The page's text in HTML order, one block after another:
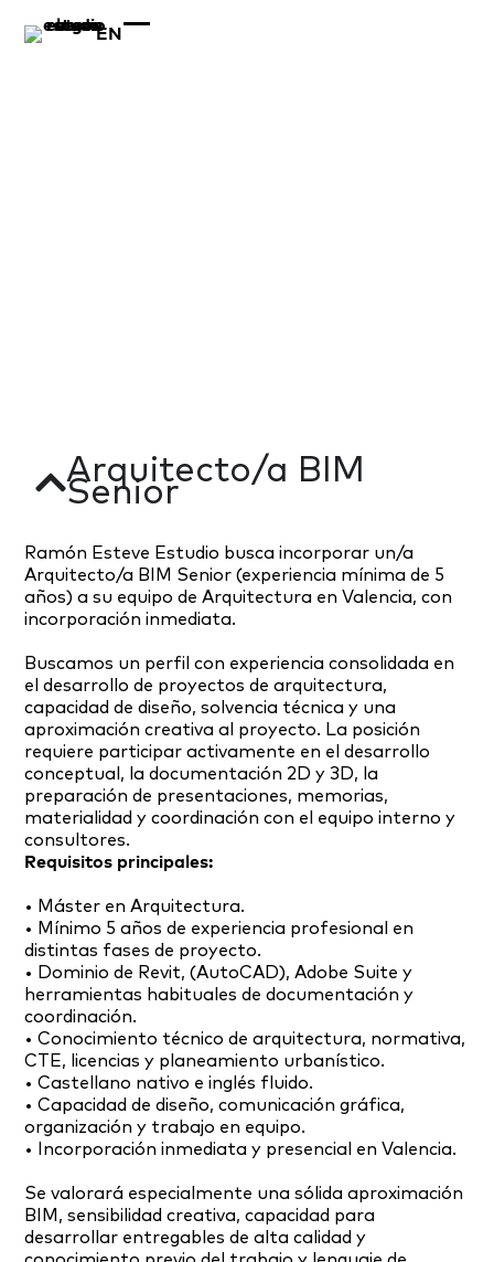
EN
Arquitecto/a BIM
Senior
Ramón Esteve Estudio busca incorporar un/a
Arquitecto/a BIM Senior (experiencia mínima de 5
años) a su equipo de Arquitectura en Valencia, con
incorporación inmediata.
Buscamos un perfil con experiencia consolidada en
el desarrollo de proyectos de arquitectura,
capacidad de diseño, solvencia técnica y una
aproximación creativa al proyecto. La posición
requiere participar activamente en el desarrollo
conceptual, la documentación 2D y 3D, la
preparación de presentaciones, memorias,
materialidad y coordinación con el equipo interno y
consultores.
Requisitos principales:
• Máster en Arquitectura.
• Mínimo 5 años de experiencia profesional en
distintas fases de proyecto.
• Dominio de Revit, (AutoCAD), Adobe Suite y
herramientas habituales de documentación y
coordinación.
• Conocimiento técnico de arquitectura, normativa,
CTE, licencias y planeamiento urbanístico.
• Castellano nativo e inglés fluido.
• Capacidad de diseño, comunicación gráfica,
organización y trabajo en equipo.
• Incorporación inmediata y presencial en Valencia.
Se valorará especialmente una sólida aproximación
BIM, sensibilidad creativa, capacidad para
desarrollar entregables de alta calidad y